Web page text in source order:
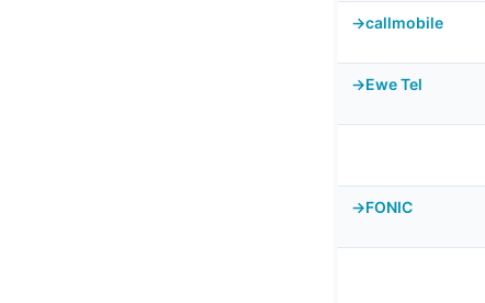
callmobile
Ewe Tel
FONIC